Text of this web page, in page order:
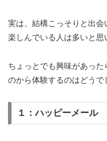
実は、結構こっそりと出
楽しんでいる人は多いと思
ちょっとでも興味があっ
のから体験するのはどうで
１：ハッピーメール